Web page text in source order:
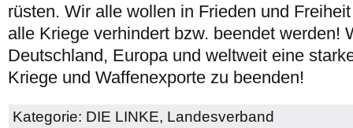
rüsten. Wir alle wollen in Frieden und
alle Kriege verhindert bzw. beendet werden!
Deutschland, Europa und weltweit eine
Kriege und Waffenexporte zu beenden!
Kategorie: DIE LINKE, Landesverband